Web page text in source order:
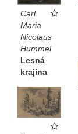
Carl
Maria
Nicolaus
Hummel
Lesná
krajina